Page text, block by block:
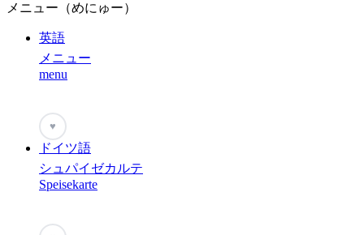
メニュー（めにゅー）
英語
メニュー
menu
♥
ドイツ語
シュパイゼカルテ
Speisekarte